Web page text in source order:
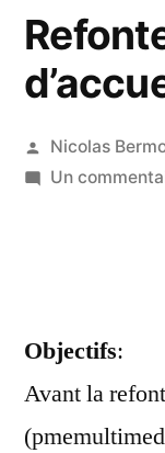
Publié
par
Nicolas
Un
Objectifs:
Avant la